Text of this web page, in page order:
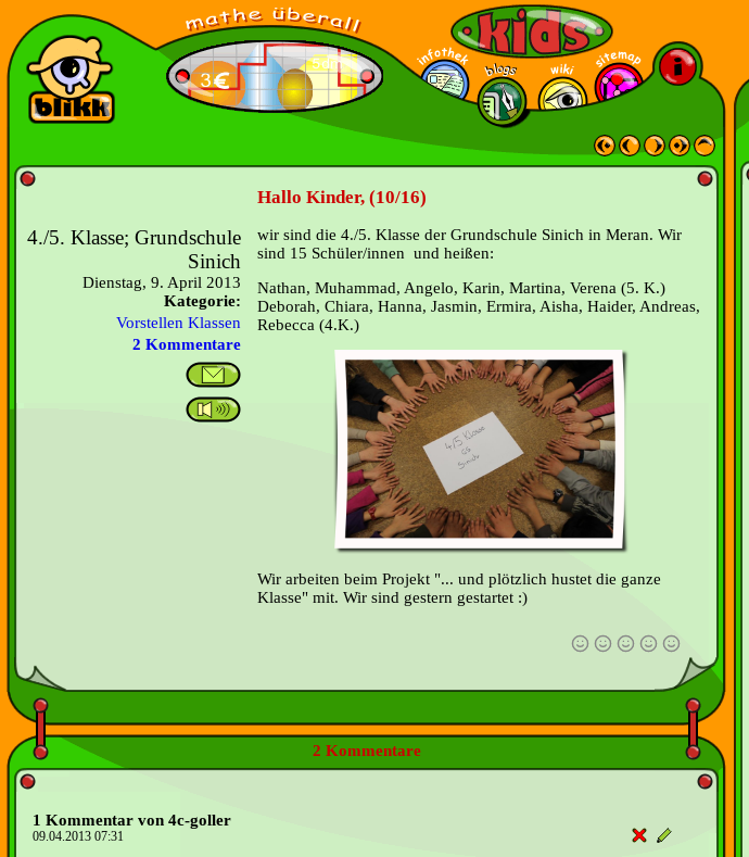
Hallo Kinder, (10/16)
4./5. Klasse; Grundschule
Sinich
Dienstag, 9. April 2013
Kategorie:
Vorstellen Klassen
2 Kommentare
wir sind die 4./5. Klasse der Grundschule Sinich in Meran. Wir
sind 15 Schüler/innen und heißen:
Nathan, Muhammad, Angelo, Karin, Martina, Verena (5. K.)
Deborah, Chiara, Hanna, Jasmin, Ermira, Aisha, Haider, Andreas,
Rebecca (4.K.)
Wir arbeiten beim Projekt "... und plötzlich hustet die ganze
Klasse" mit. Wir sind gestern gestartet :)
2 Kommentare
1 Kommentar von 4c-goller
09.04.2013 07:31